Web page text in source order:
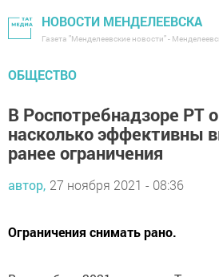
НОВОСТИ МЕНДЕЛЕЕВСКА
Газета "Менделеевские новости" -
ОБЩЕСТВО
В Роспотребнадзоре РТ
насколько эффективны
ранее ограничения
автор, 27 ноября 2021 - 08:36
Ограничения снимать рано.